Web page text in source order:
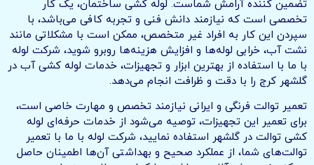
تضمین کننده آرامش شماست. لوله کشی ساختمان، یک کار
تخصصی است که نیازمند دانش فنی و تجربه کافی می‌باشد، با
سپردن این کار به افراد غیر متخصص، ممکن است با مشکلاتی مانند
نشت آب، خرابی لوله‌ها و افزایش هزینه‌ها روبرو شوید، شرکت لوله
با ما با استفاده از بهترین ابزار و تجهیزات، خدمات لوله کشی آب در
گلشهر کرج را با دقت و ظرافت انجام می‌دهد.
تعمیر توالت فرنگی و ایرانی نیازمند تخصص و مهارت خاصی است،
برای تعمیر این تجهیزات، توصیه می‌شود از خدمات حرفه‌ای لوله
کشی توالت در گلشهر استفاده نمایید، شرکت لوله با ما با تعمیر
توالت‌های شما، از عملکرد صحیح و بهداشتی آن‌ها اطمینان حاصل